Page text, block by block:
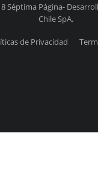
Séptima Página-
Chile SpA.
de Privacidad